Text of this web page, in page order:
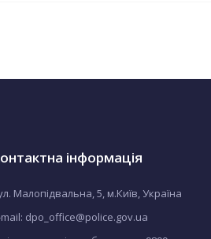
інформація
Малопідвальна, 5, м.Київ, Україна
dpo_office@police.gov.ua